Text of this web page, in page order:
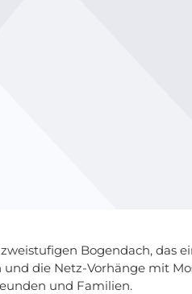
Bogendach,
die Netz-Vorhänge mit
und Familien.